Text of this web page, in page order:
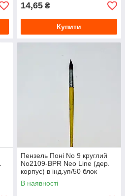
14,65 ₴
Купити
Пензель Поні No 9 круглий
No2109-BPR Neo Line (дер.
корпус) в інд.уп/50 блок
В наявності